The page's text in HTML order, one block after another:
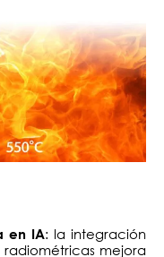
en IA: la integración
mejora